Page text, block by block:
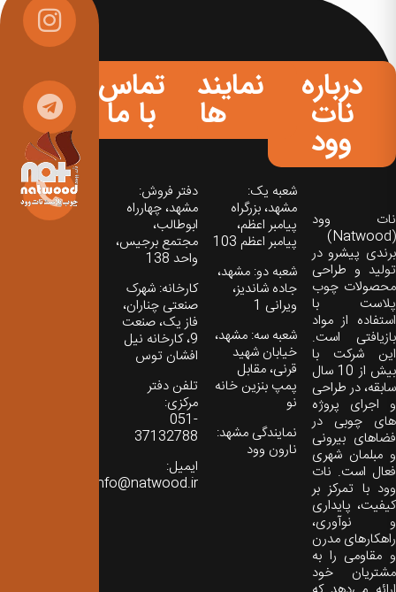
درباره
نات
وود
نات‌ وود
(Natwood)
برندی پیشرو در
تولید و طراحی
محصولات چوب
پلاست با
استفاده از مواد
بازیافتی است.
این شرکت با
بیش از 10 سال
سابقه، در طراحی
و اجرای پروژه
های چوبی در
فضاهای بیرونی
و مبلمان شهری
فعال است. نات
وود با تمرکز بر
کیفیت، پایداری
و نوآوری،
راهکارهای مدرن
و مقاومی را به
مشتریان خود
نمایندگی
ها
شعبه یک:
مشهد، بزرگراه
پیامبر اعظم،
پیامبر اعظم 103
شعبه دو: مشهد،
جاده شاندیز،
ویرانی 1
شعبه سه: مشهد،
خیابان شهید
قرنی، مقابل
پمپ بنزین خانه
نو
نمایندگی مشهد:
نارون وود
تماس
با ما
دفتر فروش:
مشهد، چهارراه
ابوطالب،
مجتمع برجیس،
واحد 138
کارخانه: شهرک
صنعتی چناران،
فاز یک، صنعت
9، کارخانه نیل
افشان توس
تلفن دفتر
مرکزی:
051-
37132788
ایمیل:
info@natwood.ir